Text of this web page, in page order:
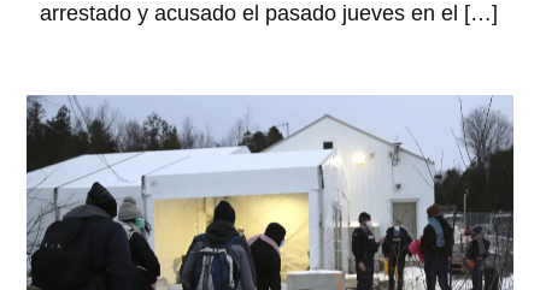
arrestado y acusado el pasado jueves en el […]